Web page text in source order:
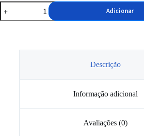
Quantidade
de
Amortecedores
Adicionar
Descrição
Informação adicional
Avaliações (0)